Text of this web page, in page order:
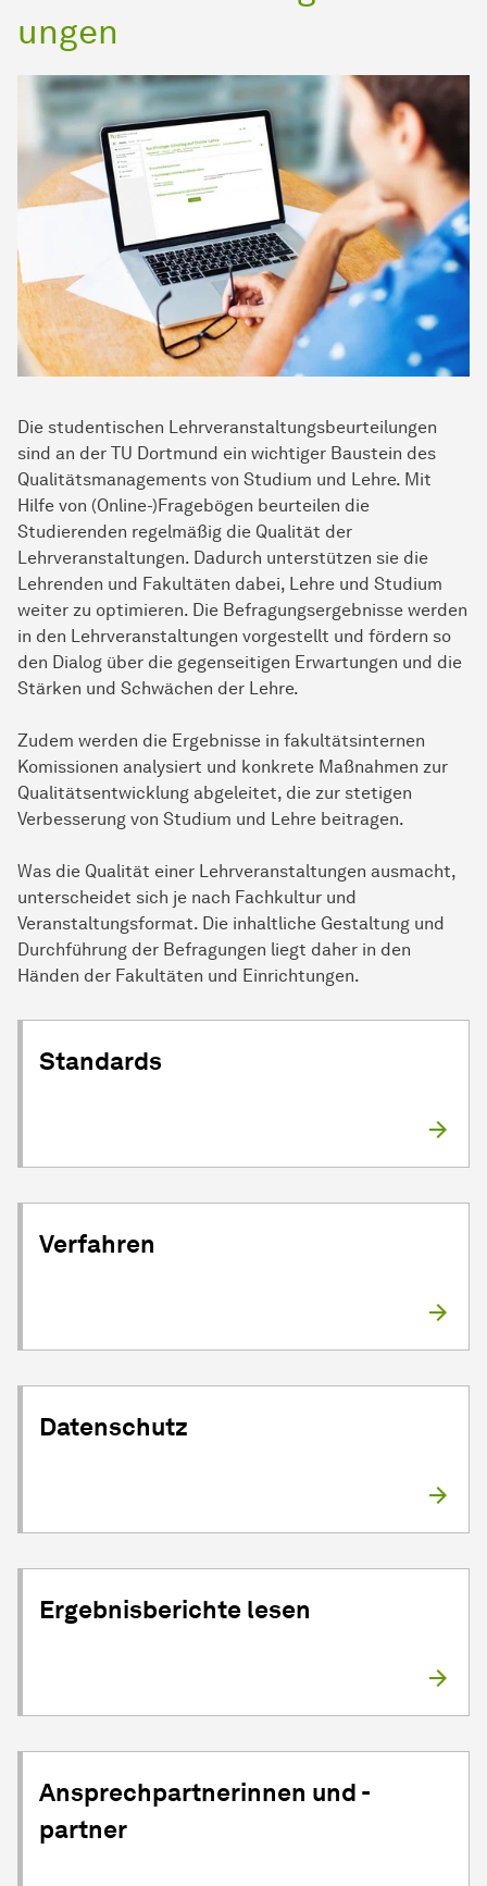
ungen
Die studentischen Lehrveranstaltungsbeurteilungen
sind an der TU Dortmund ein wichtiger Baustein des
Qualitätsmanagements von Studium und Lehre. Mit
Hilfe von (Online-)Fragebögen beurteilen die
Studierenden regelmäßig die Qualität der
Lehrveranstaltungen. Dadurch unterstützen sie die
Lehrenden und Fakultäten dabei, Lehre und Studium
weiter zu optimieren. Die Befragungs­ergebnisse werden
in den Lehrveranstaltungen vorgestellt und fördern so
den Dialog über die gegenseitigen Erwartungen und die
Stärken und Schwächen der Lehre.
Zudem werden die Ergebnisse in fakultätsinternen
Komissionen analysiert und konkrete Maßnahmen zur
Qualitätsentwicklung abgeleitet, die zur stetigen
Verbesserung von Studium und Lehre beitragen.
Was die Qualität einer Lehr­veran­staltungen ausmacht,
unterscheidet sich je nach Fachkultur und
Veranstaltungsformat. Die inhaltliche Gestaltung und
Durchführung der Befragungen liegt daher in den
Händen der Fakultäten und Einrichtungen.
Standards
Verfahren
Datenschutz
Ergebnisberichte lesen
Ansprech­partner­innen und -
partner